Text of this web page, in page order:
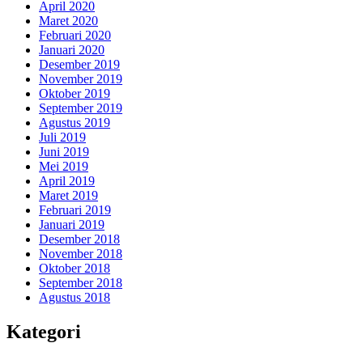
April 2020
Maret 2020
Februari 2020
Januari 2020
Desember 2019
November 2019
Oktober 2019
September 2019
Agustus 2019
Juli 2019
Juni 2019
Mei 2019
April 2019
Maret 2019
Februari 2019
Januari 2019
Desember 2018
November 2018
Oktober 2018
September 2018
Agustus 2018
Kategori